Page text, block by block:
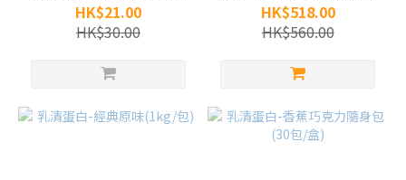
HK$21.00
HK$30.00
HK$518.00
HK$560.00